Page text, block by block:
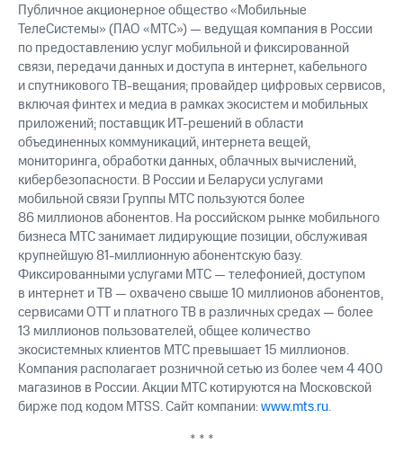
Публичное акционерное общество «Мобильные
ТелеСистемы» (ПАО «МТС») — ведущая компания в России
по предоставлению услуг мобильной и фиксированной
связи, передачи данных и доступа в интернет, кабельного
и спутникового ТВ-вещания; провайдер цифровых сервисов,
включая финтех и медиа в рамках экосистем и мобильных
приложений; поставщик ИТ-решений в области
объединенных коммуникаций, интернета вещей,
мониторинга, обработки данных, облачных вычислений,
кибербезопасности. В России и Беларуси услугами
мобильной связи Группы МТС пользуются более
86 миллионов абонентов. На российском рынке мобильного
бизнеса МТС занимает лидирующие позиции, обслуживая
крупнейшую 81-миллионную абонентскую базу.
Фиксированными услугами МТС — телефонией, доступом
в интернет и ТВ — охвачено свыше 10 миллионов абонентов,
сервисами OTT и платного ТВ в различных средах — более
13 миллионов пользователей, общее количество
экосистемных клиентов МТС превышает 15 миллионов.
Компания располагает розничной сетью из более чем 4 400
магазинов в России. Акции МТС котируются на Московской
бирже под кодом MTSS. Сайт компании:www.mts.ru.
* * *